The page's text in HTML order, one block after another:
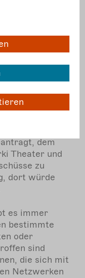
der
und Projekte
drängen.
zu
in die Kultur-
und
die
dem
Theater und
zu
dort würde
es immer
bestimmte
oder
sind
die sich mit
Netzwerken